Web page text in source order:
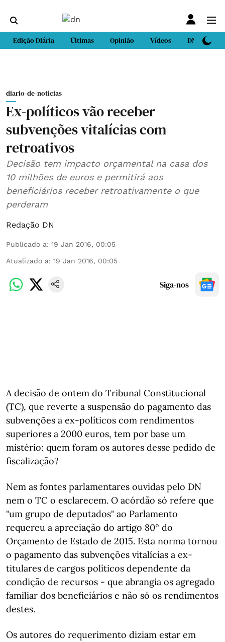
Edição Diária Últimas Opinião Vídeos DN Sport
diario-de-noticias
Ex-políticos vão receber
subvenções vitalícias com
retroativos
Decisão tem impacto orçamental na casa dos
10 milhões de euros e permitirá aos
beneficiários receber retroativamente o que
perderam
Redação DN
Publicado a: 19 Jan 2016, 00:05
Atualizado a: 19 Jan 2016, 00:05
Siga-nos
A decisão de ontem do Tribunal Constitucional
(TC), que reverte a suspensão do pagamento das
subvenções a ex-políticos com rendimentos
superiores a 2000 euros, tem por base um
mistério: quem foram os autores desse pedido de
fiscalização?
Nem as fontes parlamentares ouvidas pelo DN
nem o TC o esclarecem. O acórdão só refere que
"um grupo de deputados" ao Parlamento
requereu a apreciação do artigo 80º do
Orçamento de Estado de 2015. Esta norma tornou
o pagamento das subvenções vitalícias a ex-
titulares de cargos políticos dependente da
condição de recursos - que abrangia os agregado
familiar dos beneficiários e não só os rendimentos
destes.
Os autores do requerimento diziam estar em